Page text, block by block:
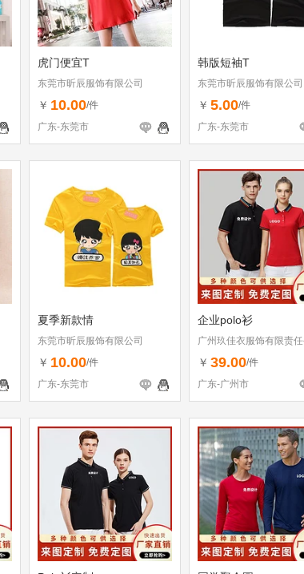
虎门便宜T
东莞市昕辰服饰有限公司
￥ 10.00/件
广东-东莞市
韩版短袖T
东莞市昕辰服饰有限公司
￥ 5.00/件
广东-东莞市
夏季新款情
东莞市昕辰服饰有限公司
￥ 10.00/件
广东-东莞市
企业polo衫
广州玖佳衣服饰有限责任
￥ 39.00/件
广东-广州市